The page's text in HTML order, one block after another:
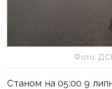
Фото:
Станом на 05:00 9